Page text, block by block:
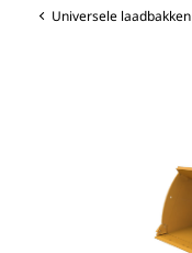
Universele laadbakken